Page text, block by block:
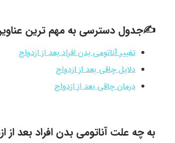
✍جدول دسترسی به مهم ترین
تغییر آناتومی بدن افراد بعد از ازدواج
دلایل چاقی بعد از ازدواج
درمان چاقی بعد از ازدواج
به چه علت آناتومی بدن افراد بعد از